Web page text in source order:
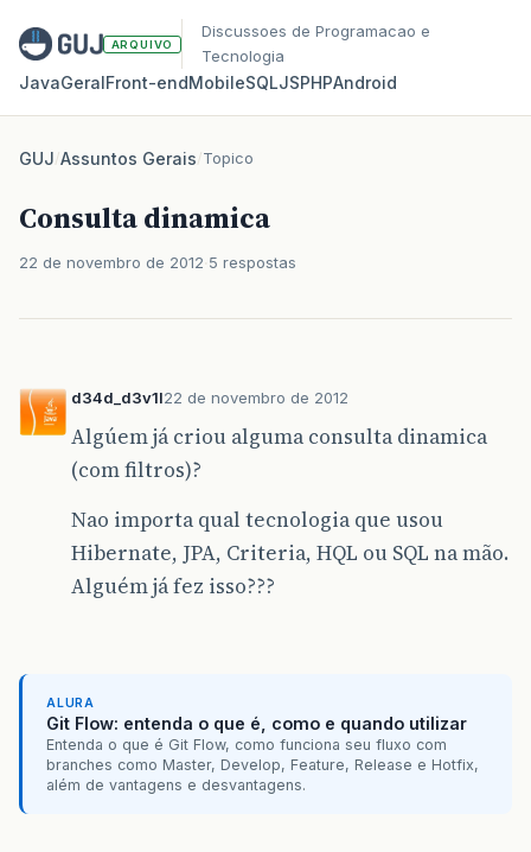
ARQUIVO
Discussoes de Programacao e
Tecnologia
JavaGeralFront‑endMobileSQLJSPHPAndroid
GUJ/Assuntos Gerais/Topico
Consulta dinamica
22 de novembro de 2012 5 respostas
d34d_d3v1l22 de novembro de 2012
Algúem já criou alguma consulta dinamica
(com filtros)?
Nao importa qual tecnologia que usou
Hibernate, JPA, Criteria, HQL ou SQL na mão.
Alguém já fez isso???
ALURA
Git Flow: entenda o que é, como e quando utilizar
Entenda o que é Git Flow, como funciona seu fluxo com
branches como Master, Develop, Feature, Release e Hotfix,
além de vantagens e desvantagens.